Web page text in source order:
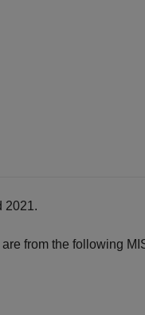
2021.
from the following